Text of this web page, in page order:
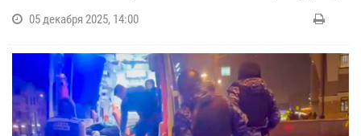
05 декабря 2025, 14:00